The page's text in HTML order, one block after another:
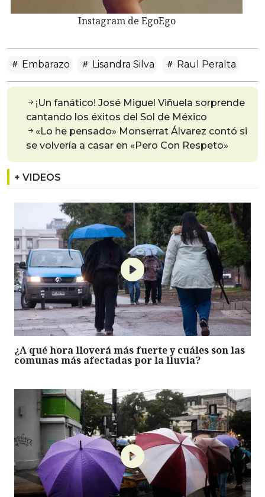
Instagram de EgoEgo
Embarazo Lisandra Silva Raul Peralta
¡Un fanático! José Miguel Viñuela sorprende
cantando los éxitos del Sol de México
«Lo he pensado» Monserrat Álvarez contó si
se volvería a casar en «Pero Con Respeto»
+ VIDEOS
¿A qué hora lloverá más fuerte y cuáles son las
comunas más afectadas por la lluvia?